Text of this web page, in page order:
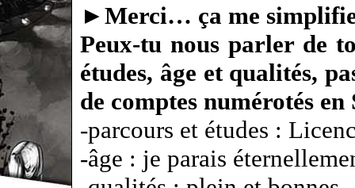
►Merci… ça me
Peux-tu nous parler de
études, âge et qualités,
de comptes numérotés
-parcours et études :
-âge : je parais